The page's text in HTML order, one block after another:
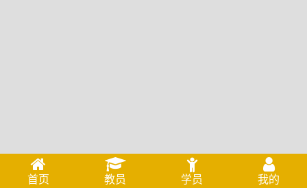
首页 教员 学员 我的